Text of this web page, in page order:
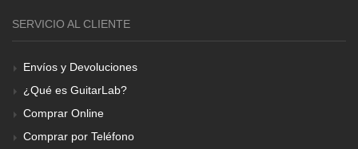
SERVICIO AL CLIENTE
Envíos y Devoluciones
¿Qué es GuitarLab?
Comprar Online
Comprar por Teléfono